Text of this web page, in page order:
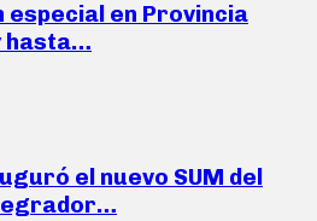
especial en Provincia
hasta…
el nuevo SUM del